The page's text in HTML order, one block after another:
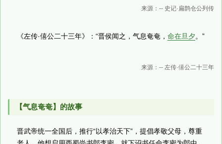
来源：-- 史记·扁鹊仓公列传
《左传·僖公二十三年》：“晋侯闻之，气息奄奄，命在旦夕。”
来源：-- 左传·僖公二十三年
【气息奄奄】的故事
晋武帝统一全国后，推行“以孝治天下”，提倡孝敬父母，尊重